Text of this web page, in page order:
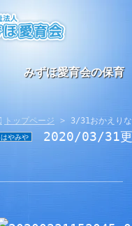
みずほ愛育会の保育
トップページ 3/31おかえり
はやみや 2020/03/31